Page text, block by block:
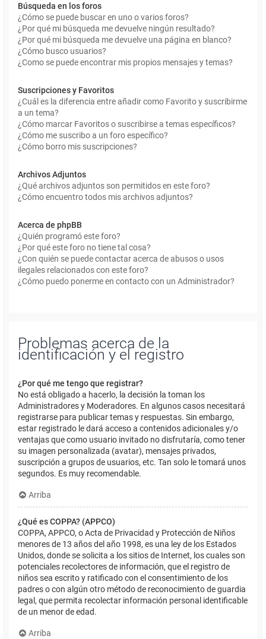
Búsqueda en los foros
¿Cómo se puede buscar en uno o varios foros?
¿Por qué mi búsqueda me devuelve ningún resultado?
¿Por qué mi búsqueda me devuelve una página en blanco?
¿Cómo busco usuarios?
¿Como se puede encontrar mis propios mensajes y temas?
Suscripciones y Favoritos
¿Cuál es la diferencia entre añadir como Favorito y suscribirme
a un tema?
¿Cómo marcar Favoritos o suscribirse a temas específicos?
¿Cómo me suscribo a un foro específico?
¿Cómo borro mis suscripciones?
Archivos Adjuntos
¿Qué archivos adjuntos son permitidos en este foro?
¿Cómo encuentro todos mis archivos adjuntos?
Acerca de phpBB
¿Quién programó este foro?
¿Por qué este foro no tiene tal cosa?
¿Con quién se puede contactar acerca de abusos o usos
ilegales relacionados con este foro?
¿Cómo puedo ponerme en contacto con un Administrador?
Problemas acerca de la
identificación y el registro
¿Por qué me tengo que registrar?
No está obligado a hacerlo, la decisión la toman los
Administradores y Moderadores. En algunos casos necesitará
registrarse para publicar temas y respuestas. Sin embargo,
estar registrado le dará acceso a contenidos adicionales y/o
ventajas que como usuario invitado no disfrutaría, como tener
su imagen personalizada (avatar), mensajes privados,
suscripción a grupos de usuarios, etc. Tan solo le tomará unos
segundos. Es muy recomendable.
Arriba
¿Qué es COPPA? (APPCO)
COPPA, APPCO, o Acta de Privacidad y Protección de Niños
menores de 13 años del año 1998, es una ley de los Estados
Unidos, donde se solicita a los sitios de Internet, los cuales son
potenciales recolectores de información, que el registro de
niños sea escrito y ratificado con el consentimiento de los
padres o con algún otro método de reconocimiento de guardia
legal, que permita recolectar información personal identificable
de un menor de edad.
Arriba